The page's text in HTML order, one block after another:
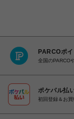
PARCOポイ
全国のPARCO
ポケパル払
初回登録＆お